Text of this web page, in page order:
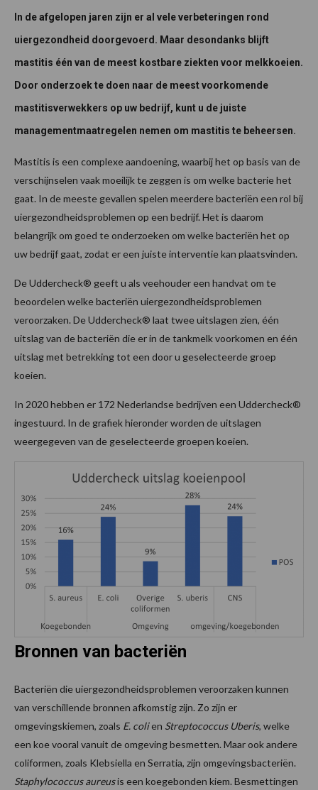
In de afgelopen jaren zijn er al vele verbeteringen rond
uiergezondheid doorgevoerd. Maar desondanks blijft
mastitis één van de meest kostbare ziekten voor melkkoeien.
Door onderzoek te doen naar de meest voorkomende
mastitisverwekkers op uw bedrijf, kunt u de juiste
managementmaatregelen nemen om mastitis te beheersen.
Mastitis is een complexe aandoening, waarbij het op basis van de
verschijnselen vaak moeilijk te zeggen is om welke bacterie het
gaat. In de meeste gevallen spelen meerdere bacteriën een rol bij
uiergezondheidsproblemen op een bedrijf. Het is daarom
belangrijk om goed te onderzoeken om welke bacteriën het op
uw bedrijf gaat, zodat er een juiste interventie kan plaatsvinden.
De Uddercheck® geeft u als veehouder een handvat om te
beoordelen welke bacteriën uiergezondheidsproblemen
veroorzaken. De Uddercheck® laat twee uitslagen zien, één
uitslag van de bacteriën die er in de tankmelk voorkomen en één
uitslag met betrekking tot een door u geselecteerde groep
koeien.
In 2020 hebben er 172 Nederlandse bedrijven een Uddercheck®
ingestuurd. In de grafiek hieronder worden de uitslagen
weergegeven van de geselecteerde groepen koeien.
Bronnen van bacteriën
Bacteriën die uiergezondheidsproblemen veroorzaken kunnen
van verschillende bronnen afkomstig zijn. Zo zijn er
omgevingskiemen, zoals E. colien Streptococcus Uberis, welke
een koe vooral vanuit de omgeving besmetten. Maar ook andere
coliformen, zoals Klebsiella en Serratia, zijn omgevingsbacteriën.
Staphylococcus aureusis een koegebonden kiem. Besmettingen